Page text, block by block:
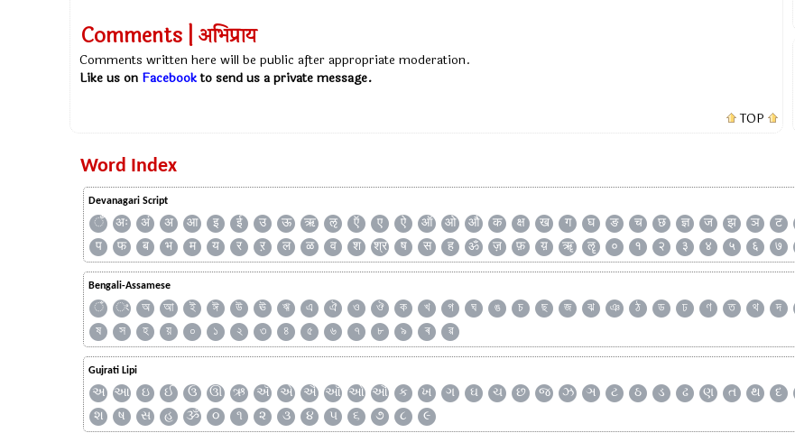
Comments | अभिप्राय
Comments written here will be public after appropriate moderation.
Like us on Facebookto send us a private message.
TOP
Word Index
Devanagari Script
ँ अः अं अ आ इ ई उ ऊ ऋ ऌ ऍ ए ऐ ऑ ओ औ क क्ष ख ग घ ङ च छ ज्ञ ज झ ञ ट
प
फ ब भ म य र ऱ ल ळ व श श्र ष स ह ॐ ज़ फ़ य़ ॠ ॡ ० १ २ ३ ४ ५ ६ ७
Bengali-Assamese
ঁ ং অ আ ই ঈ উ ঊ ঋ এ ঐ ও ঔ ক খ গ ঘ ঙ চ ছ জ ঝ ঞ ঠ ড ঢ ণ ত থ দ
ষ
স হ য় ০ ১ ২ ৩ ৪ ৫ ৬ ৭ ৮ ৯ ৰ ৱ
Gujrati Lipi
અ આ ઇ ઈ ઉ ઊ ઋ ઍ એ ઐ ઑ ઓ ઔ ક ખ ગ ઘ ચ છ જ ઝ ઞ ટ ઠ ડ ઢ ણ ત થ દ
શ
ષ સ હ ૐ ૦ ૧ ૨ ૩ ૪ ૫ ૬ ૭ ૮ ૯